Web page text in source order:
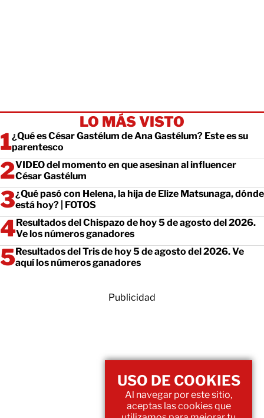
LO MÁS VISTO
¿Qué es César Gastélum de Ana Gastélum? Este es su
parentesco
VIDEO del momento en que asesinan al influencer
César Gastélum
¿Qué pasó con Helena, la hija de Elize Matsunaga, dónde
está hoy? | FOTOS
Resultados del Chispazo de hoy 5 de agosto del 2026.
Ve los números ganadores
Resultados del Tris de hoy 5 de agosto del 2026. Ve
aquí los números ganadores
Publicidad
USO DE COOKIES
Al navegar por este sitio,
aceptas las cookies que